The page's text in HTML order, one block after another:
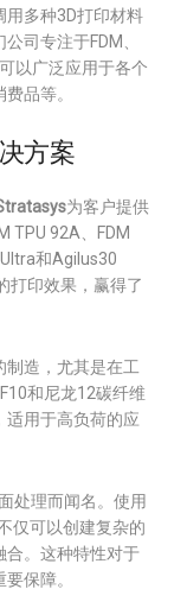
用多种3D打印材料
司专注于FDM、
以广泛应用于各个
品等。
方案
为客户提供
TPU 92A、FDM
和Agilus30
打印效果，赢得了
制造，尤其是在工
和尼龙12碳纤维
适用于高负荷的应
处理而闻名。使用
仅可以创建复杂的
合。这种特性对于
保障。